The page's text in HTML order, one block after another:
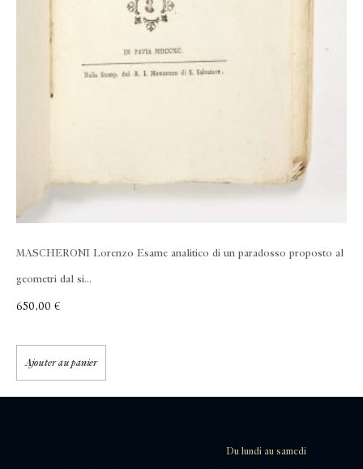
MASCHERONI Lorenzo Esame analitico di un paradosso proposto al
geometri dal si...
650,00 €
Ajouter au panier
Du lundi au samedi